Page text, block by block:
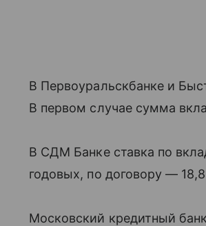
В Первоуральскбанке и
В первом случае сумма
В СДМ Банке ставка по
годовых, по договору —
Московский кредитный